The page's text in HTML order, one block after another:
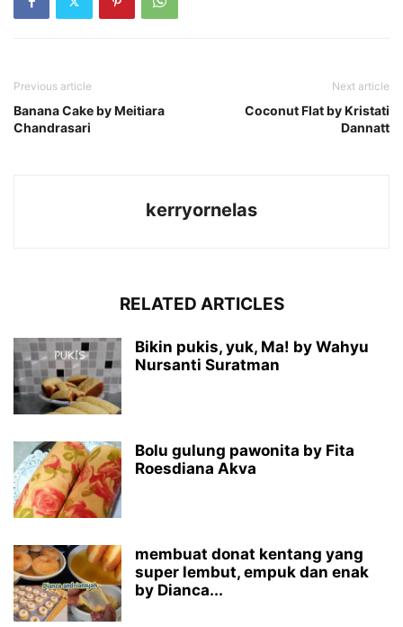
Previous article
Banana Cake by Meitiara
Chandrasari
Next article
Coconut Flat by Kristati
Dannatt
kerryornelas
RELATED ARTICLES
Bikin pukis, yuk, Ma! by Wahyu
Nursanti Suratman
Bolu gulung pawonita by Fita
Roesdiana Akva
membuat donat kentang yang
super lembut, empuk dan enak
by Dianca...